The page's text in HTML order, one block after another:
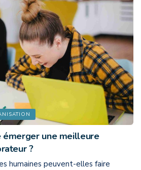
émerger une meilleure
?
humaines peuvent-elles faire